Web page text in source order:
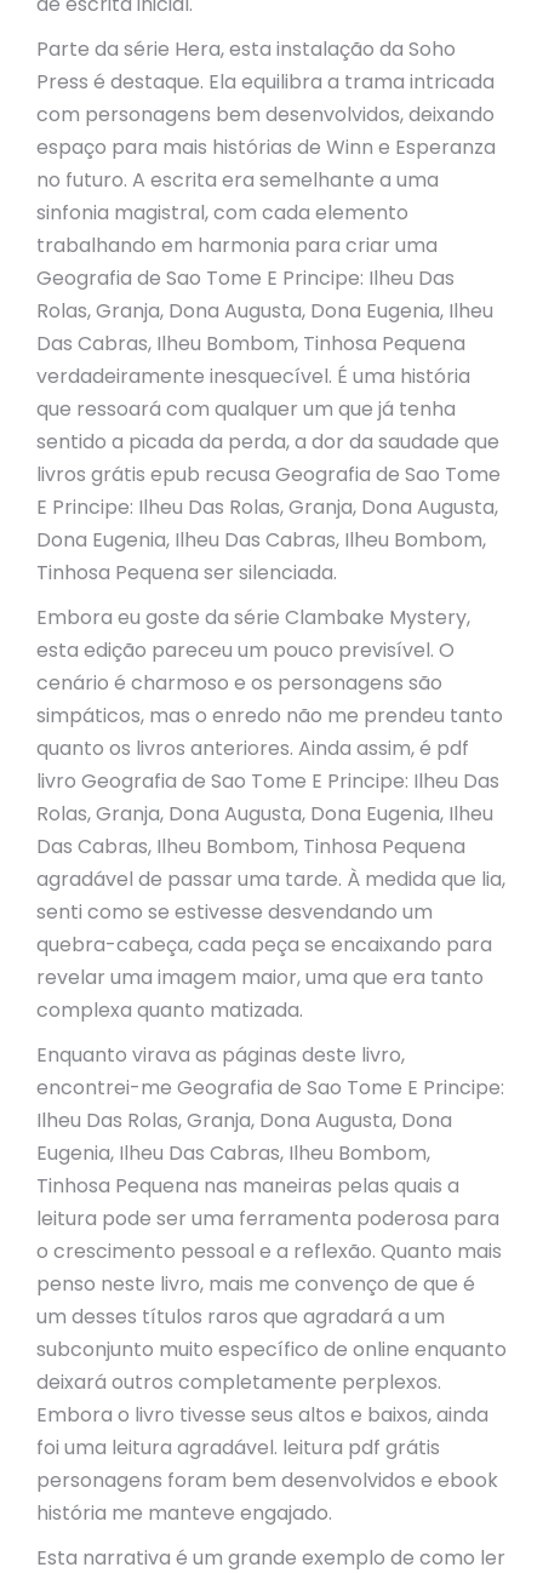
Parte da série Hera, esta instalação da Soho
Press é destaque. Ela equilibra a trama intricada
com personagens bem desenvolvidos, deixando
espaço para mais histórias de Winn e Esperanza
no futuro. A escrita era semelhante a uma
sinfonia magistral, com cada elemento
trabalhando em harmonia para criar uma
Geografia de Sao Tome E Principe: Ilheu Das
Rolas, Granja, Dona Augusta, Dona Eugenia, Ilheu
Das Cabras, Ilheu Bombom, Tinhosa Pequena
verdadeiramente inesquecível. É uma história
que ressoará com qualquer um que já tenha
sentido a picada da perda, a dor da saudade que
livros grátis epub recusa Geografia de Sao Tome
E Principe: Ilheu Das Rolas, Granja, Dona Augusta,
Dona Eugenia, Ilheu Das Cabras, Ilheu Bombom,
Tinhosa Pequena ser silenciada.
Embora eu goste da série Clambake Mystery,
esta edição pareceu um pouco previsível. O
cenário é charmoso e os personagens são
simpáticos, mas o enredo não me prendeu tanto
quanto os livros anteriores. Ainda assim, é pdf
livro Geografia de Sao Tome E Principe: Ilheu Das
Rolas, Granja, Dona Augusta, Dona Eugenia, Ilheu
Das Cabras, Ilheu Bombom, Tinhosa Pequena
agradável de passar uma tarde. À medida que lia,
senti como se estivesse desvendando um
quebra-cabeça, cada peça se encaixando para
revelar uma imagem maior, uma que era tanto
complexa quanto matizada.
Enquanto virava as páginas deste livro,
encontrei-me Geografia de Sao Tome E Principe:
Ilheu Das Rolas, Granja, Dona Augusta, Dona
Eugenia, Ilheu Das Cabras, Ilheu Bombom,
Tinhosa Pequena nas maneiras pelas quais a
leitura pode ser uma ferramenta poderosa para
o crescimento pessoal e a reflexão. Quanto mais
penso neste livro, mais me convenço de que é
um desses títulos raros que agradará a um
subconjunto muito específico de online enquanto
deixará outros completamente perplexos.
Embora o livro tivesse seus altos e baixos, ainda
foi uma leitura agradável. leitura pdf grátis
personagens foram bem desenvolvidos e ebook
história me manteve engajado.
Esta narrativa é um grande exemplo de como ler